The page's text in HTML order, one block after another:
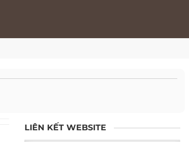
LIÊN KẾT WEBSITE